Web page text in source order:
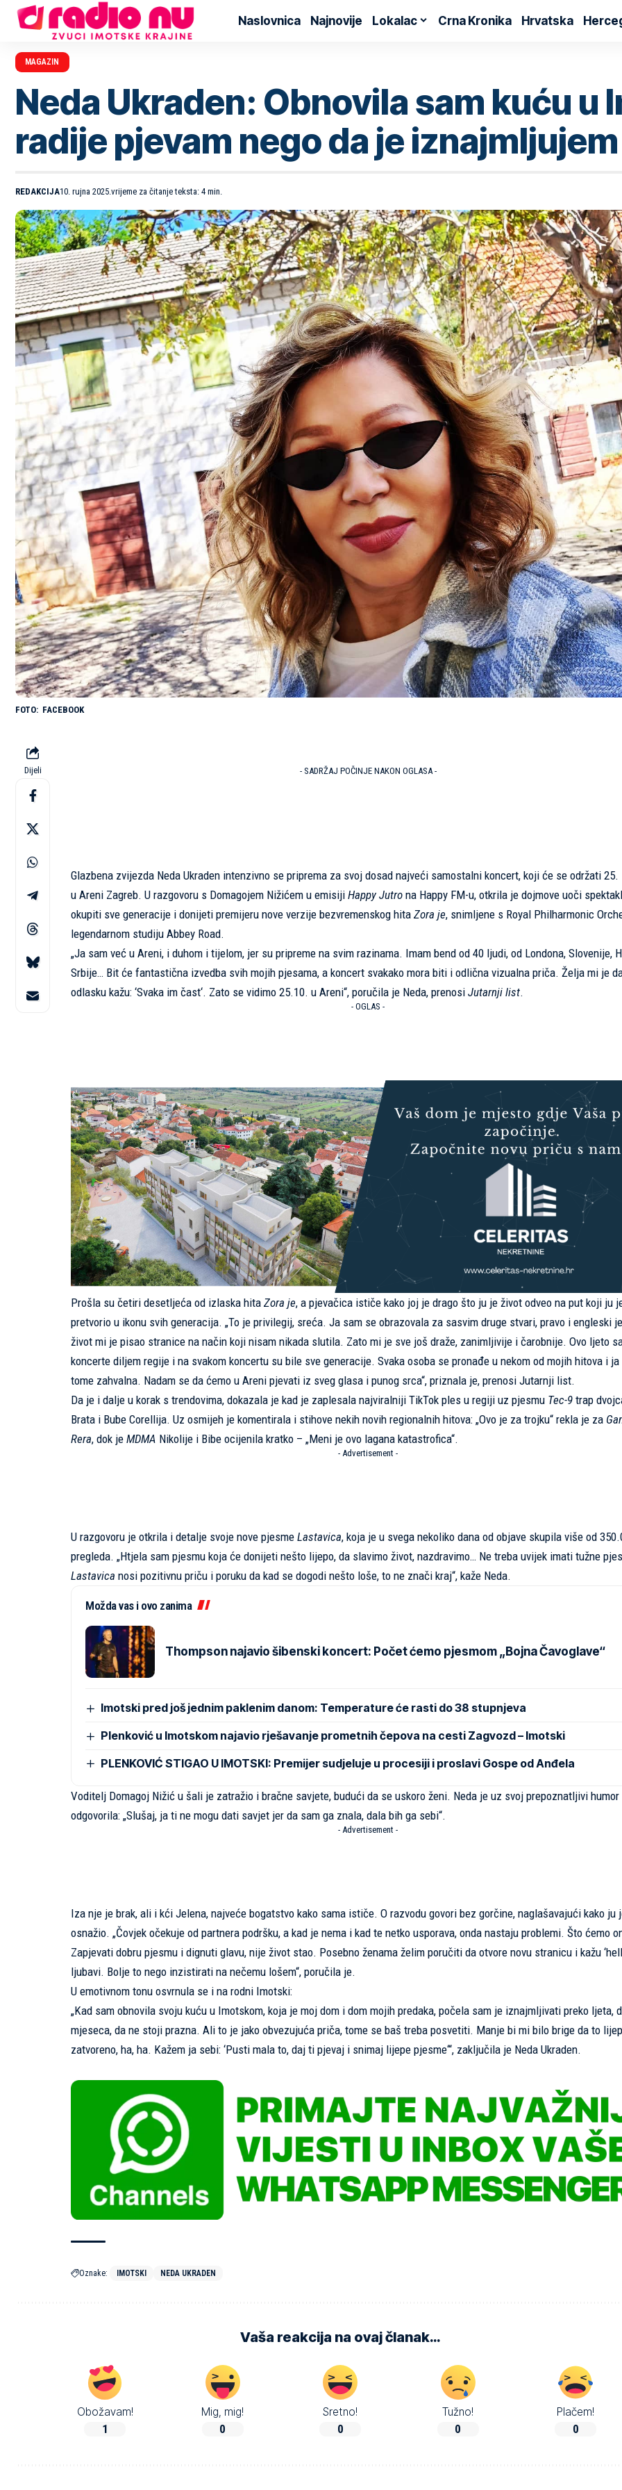
Naslovnica Najnovije Lokalac Crna Kronika Hrvatska
MAGAZIN
Neda Ukraden: Obnovila sam kuću u
radije pjevam nego da je iznajmljujem
REDAKCIJA10. rujna 2025. vrijeme za čitanje teksta: 4 min.
FACEBOOK
Dijeli - SADRŽAJ POČINJE NAKON OGLASA -
Glazbena zvijezda Neda Ukraden intenzivno se priprema za svoj dosad najveći samostalni koncert, koji će se održati
u Areni Zagreb. U razgovoru s Domagojem Nižićem u emisiji Happy Jutro na Happy FM-u, otkrila je dojmove uoči
okupiti sve generacije i donijeti premijeru nove verzije bezvremenskog hita Zora je, snimljene s Royal Philharmonic
legendarnom studiju Abbey Road.
„Ja sam već u Areni, i duhom i tijelom, jer su pripreme na svim razinama. Imam bend od 40 ljudi, od Londona, Slovenije,
Srbije… Bit će fantastična izvedba svih mojih pjesama, a koncert svakako mora biti i odlična vizualna priča. Želja mi je
odlasku kažu: ‘Svaka im čast‘. Zato se vidimo 25.10. u Areni“, poručila je Neda, prenosi Jutarnji list.
- OGLAS -
Prošla su četiri desetljeća od izlaska hita Zora je, a pjevačica ističe kako joj je drago što ju je život odveo na put koji ju
pretvorio u ikonu svih generacija. „To je privilegij, sreća. Ja sam se obrazovala za sasvim druge stvari, pravo i engleski
život mi je pisao stranice na način koji nisam nikada slutila. Zato mi je sve još draže, zanimljivije i čarobnije. Ovo ljeto
koncerte diljem regije i na svakom koncertu su bile sve generacije. Svaka osoba se pronađe u nekom od mojih hitova i ja
tome zahvalna. Nadam se da ćemo u Areni pjevati iz sveg glasa i punog srca“, priznala je, prenosi Jutarnji list.
Da je i dalje u korak s trendovima, dokazala je kad je zaplesala najviralniji TikTok ples u regiji uz pjesmu Tec-9 trap
Brata i Bube Corellija. Uz osmijeh je komentirala i stihove nekih novih regionalnih hitova: „Ovo je za trojku“ rekla je za
Rera, dok je MDMA Nikolije i Bibe ocijenila kratko – „Meni je ovo lagana katastrofica“.
- Advertisement -
U razgovoru je otkrila i detalje svoje nove pjesme Lastavica, koja je u svega nekoliko dana od objave skupila više od
pregleda. „Htjela sam pjesmu koja će donijeti nešto lijepo, da slavimo život, nazdravimo… Ne treba uvijek imati tužne
Lastavica nosi pozitivnu priču i poruku da kad se dogodi nešto loše, to ne znači kraj“, kaže Neda.
Možda vas i ovo zanima
Thompson najavio šibenski koncert: Počet ćemo pjesmom „Bojna Čavoglave“
Imotski pred još jednim paklenim danom: Temperature će rasti do 38 stupnjeva
Plenković u Imotskom najavio rješavanje prometnih čepova na cesti Zagvozd – Imotski
PLENKOVIĆ STIGAO U IMOTSKI: Premijer sudjeluje u procesiji i proslavi Gospe od Anđela
Voditelj Domagoj Nižić u šali je zatražio i bračne savjete, budući da se uskoro ženi. Neda je uz svoj prepoznatljivi humor
odgovorila: „Slušaj, ja ti ne mogu dati savjet jer da sam ga znala, dala bih ga sebi“.
- Advertisement -
Iza nje je brak, ali i kći Jelena, najveće bogatstvo kako sama ističe. O razvodu govori bez gorčine, naglašavajući kako ju
osnažio. „Čovjek očekuje od partnera podršku, a kad je nema i kad te netko usporava, onda nastaju problemi. Što ćemo
Zapjevati dobru pjesmu i dignuti glavu, nije život stao. Posebno ženama želim poručiti da otvore novu stranicu i kažu
ljubavi. Bolje to nego inzistirati na nečemu lošem“, poručila je.
U emotivnom tonu osvrnula se i na rodni Imotski:
„Kad sam obnovila svoju kuću u Imotskom, koja je moj dom i dom mojih predaka, počela sam je iznajmljivati preko ljeta,
mjeseca, da ne stoji prazna. Ali to je jako obvezujuća priča, tome se baš treba posvetiti. Manje bi mi bilo brige da to
zatvoreno, ha, ha. Kažem ja sebi: ‘Pusti mala to, daj ti pjevaj i snimaj lijepe pjesme‘“, zaključila je Neda Ukraden.
Oznake: IMOTSKI NEDA UKRADEN
Vaša reakcija na ovaj članak…
Obožavam!
1
Mig, mig!
0
Sretno!
0
Tužno!
0
Plačem!
0